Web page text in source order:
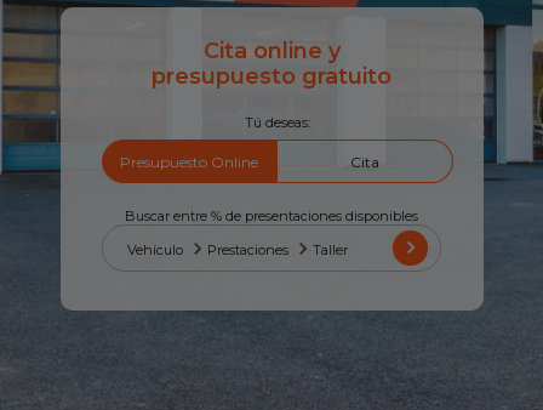
Solicitar una cita
Presupuesto Online
Incorporarse a la RED
Promociones
Servicios
Cita online y
presupuesto gratuito
Tú deseas:
Presupuesto Online Cita
Buscar entre % de presentaciones disponibles
Vehículo
Prestaciones Taller